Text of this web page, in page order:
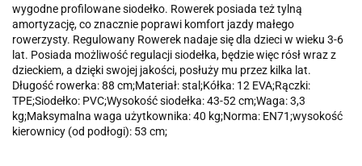
wygodne profilowane siodełko. Rowerek posiada też tylną
amortyzację, co znacznie poprawi komfort jazdy małego
rowerzysty. Regulowany Rowerek nadaje się dla dzieci w wieku 3-6
lat. Posiada możliwość regulacji siodełka, będzie więc rósł wraz z
dzieckiem, a dzięki swojej jakości, posłuży mu przez kilka lat.
Długość rowerka: 88 cm;Materiał: stal;Kółka: 12 EVA;Rączki:
TPE;Siodełko: PVC;Wysokość siodełka: 43-52 cm;Waga: 3,3
kg;Maksymalna waga użytkownika: 40 kg;Norma: EN71;wysokość
kierownicy (od podłogi): 53 cm;